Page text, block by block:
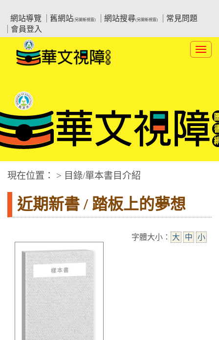
要
網站導覽
舊網站(另開新視窗) 網站搜尋(另開新視窗)
常見問題
會員登入
:::中央區塊
華文視障電子圖書網
現在位置： > 目錄/單本書目介紹
近期新書 / 踏板上的夢想
字體大小： 大 中 小